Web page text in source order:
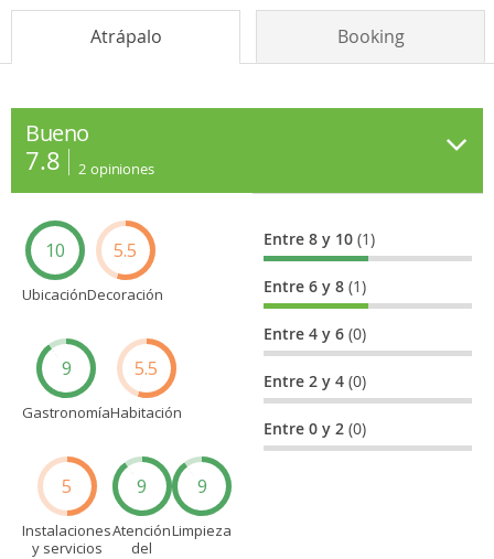
Atrápalo Booking
Bueno
7.8 2 opiniones
10
Ubicación
5.5
Decoración
9
Gastronomía
5.5
Habitación
5
Instalaciones
y servicios
9
Atención
del
9
Limpieza
Entre 8 y 10(1)
Entre 6 y 8(1)
Entre 4 y 6(0)
Entre 2 y 4(0)
Entre 0 y 2(0)